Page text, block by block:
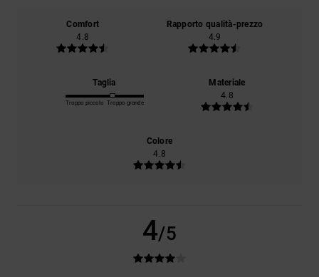
Comfort
4.8
Rapporto qualità-prezzo
4.9
Taglia
Troppo piccolo Troppo grande
Materiale
4.8
Colore
4.8
4/5